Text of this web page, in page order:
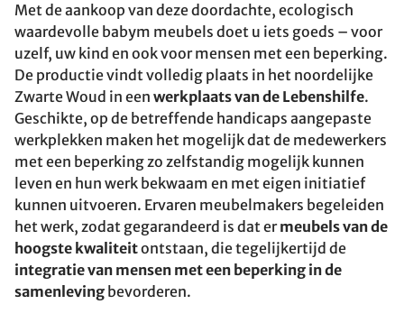
Met de aankoop van deze doordachte, ecologisch
waardevolle babym meubels doet u iets goeds – voor
uzelf, uw kind en ook voor mensen met een beperking.
De productie vindt volledig plaats in het noordelijke
Zwarte Woud in een werkplaats van de Lebenshilfe.
Geschikte, op de betreffende handicaps aangepaste
werkplekken maken het mogelijk dat de medewerkers
met een beperking zo zelfstandig mogelijk kunnen
leven en hun werk bekwaam en met eigen initiatief
kunnen uitvoeren. Ervaren meubelmakers begeleiden
het werk, zodat gegarandeerd is dat ermeubels van de
hoogste kwaliteitontstaan, die tegelijkertijd de
integratie van mensen met een beperking in de
samenleving bevorderen.